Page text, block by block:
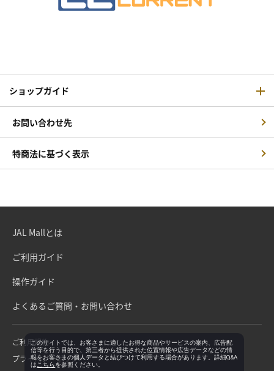
ショップガイド
お問い合わせ先
特商法に基づく表示
JAL Mallとは
ご利用ガイド
操作ガイド
よくあるご質問・お問い合わせ
ご利用規約
プライバシーポリシー
このサイトでは、お客さまに適したお得な商品やサービスの案内、広告配
信等を行う目的で、第三者から提供された位置情報や広告データなどの情
報をお客さまの個人データと結びつけて利用する場合があります。詳細Q&A
は こちらを参照ください。